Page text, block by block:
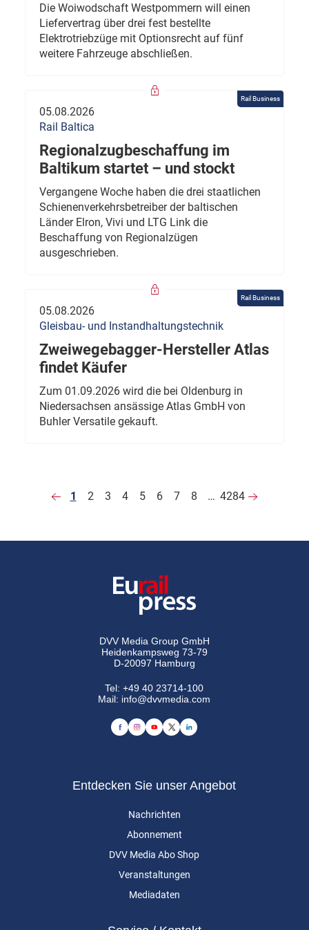
Die Woiwodschaft Westpommern will einen
Liefervertrag über drei fest bestellte
Elektrotriebzüge mit Optionsrecht auf fünf
weitere Fahrzeuge abschließen.
Rail Business
05.08.2026
Rail Baltica
Regionalzugbeschaffung im
Baltikum startet – und stockt
Vergangene Woche haben die drei staatlichen
Schienenverkehrsbetreiber der baltischen
Länder Elron, Vivi und LTG Link die
Beschaffung von Regionalzügen
ausgeschrieben.
Rail Business
05.08.2026
Gleisbau- und Instandhaltungstechnik
Zweiwegebagger-Hersteller Atlas
findet Käufer
Zum 01.09.2026 wird die bei Oldenburg in
Niedersachsen ansässige Atlas GmbH von
Buhler Versatile gekauft.
1 2 3 4 5 6 7 8 … 4284
DVV Media Group GmbH
Heidenkampsweg 73-79
D-20097 Hamburg
Tel:+49 40 23714-100
Mail: info@dvvmedia.com
Entdecken Sie unser Angebot
Nachrichten
Abonnement
DVV Media Abo Shop
Veranstaltungen
Mediadaten